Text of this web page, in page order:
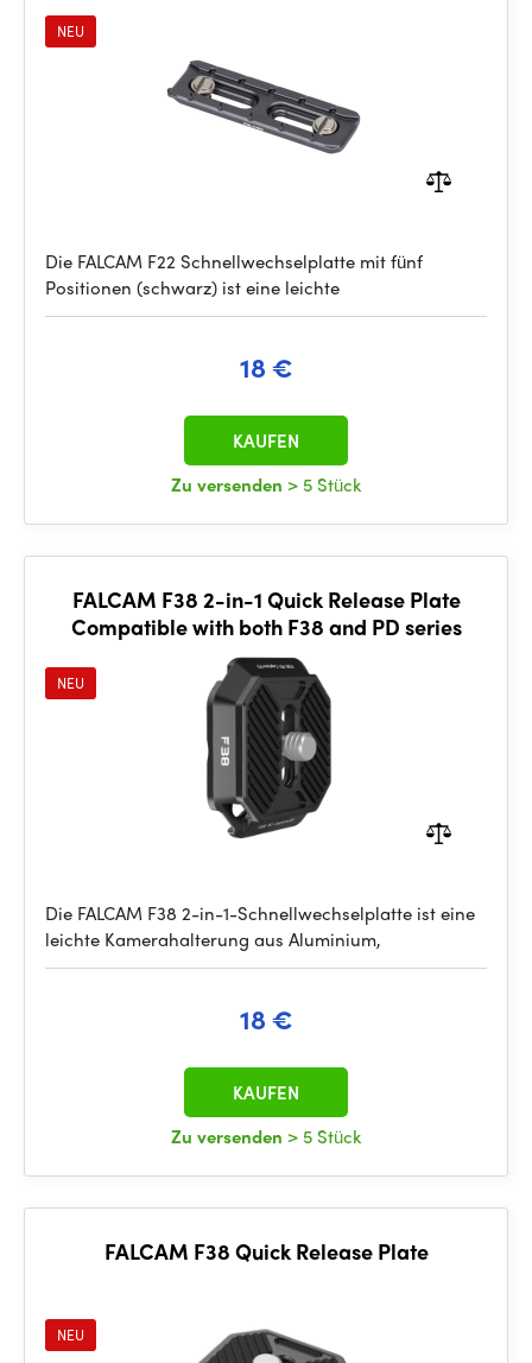
NEU
Die FALCAM F22 Schnellwechselplatte mit fünf
Positionen (schwarz) ist eine leichte
18 €
Zu versenden > 5 Stück
KAUFEN
FALCAM F38 2-in-1 Quick Release Plate
Compatible with both F38 and PD series
NEU
Die FALCAM F38 2-in-1-Schnellwechselplatte ist eine
leichte Kamerahalterung aus Aluminium,
18 €
Zu versenden > 5 Stück
KAUFEN
FALCAM F38 Quick Release Plate
NEU